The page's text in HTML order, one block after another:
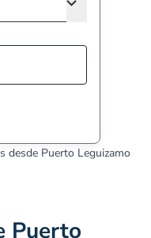
desde Puerto Leguizamo
Puerto